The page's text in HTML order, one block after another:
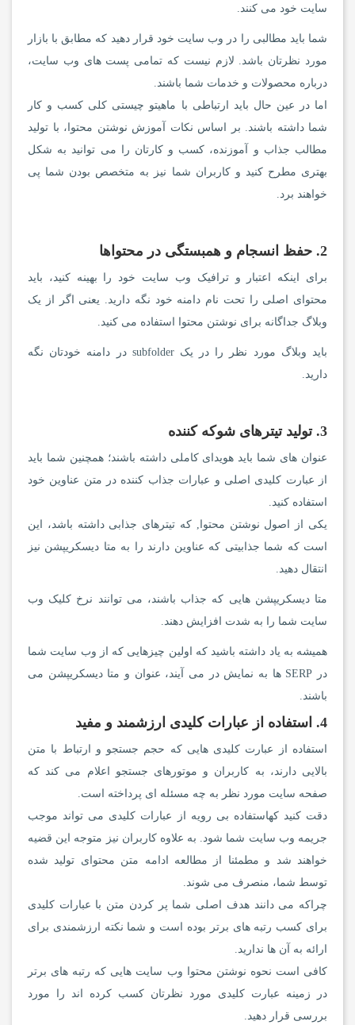
سایت خود می کنند.
شما باید مطالبی را در وب سایت خود قرار دهید که مطابق با بازار
مورد نظرتان باشد. لازم نیست که تمامی پست های وب سایت،
درباره محصولات و خدمات شما باشند.
اما در عین حال باید ارتباطی با ماهیتو چیستی کلی کسب و کار
شما داشته باشند. بر اساس نکات آموزش نوشتن محتوا، با تولید
مطالب جذاب و آموزنده، کسب و کارتان را می توانید به شکل
بهتری مطرح کنید و کاربران شما نیز به متخصص بودن شما پی
خواهند برد.
2. حفظ انسجام و همبستگی در محتواها
برای اینکه اعتبار و ترافیک وب سایت خود را بهینه کنید، باید
محتوای اصلی را تحت نام دامنه خود نگه دارید. یعنی اگر از یک
وبلاگ جداگانه برای نوشتن محتوا استفاده می کنید.
باید وبلاگ مورد نظر را در یک subfolder در دامنه خودتان نگه
دارید.
3. تولید تیترهای شوکه کننده
عنوان های شما باید هویدای کاملی داشته باشند؛ همچنین شما باید
از عبارت کلیدی اصلی و عبارات جذاب کننده در متن عناوین خود
استفاده کنید.
یکی از اصول نوشتن محتوا, که تیترهای جذابی داشته باشد، این
است که شما جذابیتی که عناوین دارند را به متا دیسکریپشن نیز
انتقال دهید.
متا دیسکریپشن هایی که جذاب باشند، می توانند نرخ کلیک وب
سایت شما را به شدت افزایش دهند.
همیشه به یاد داشته باشید که اولین چیزهایی که از وب سایت شما
در SERP ها به نمایش در می آیند، عنوان و متا دیسکریپشن می
باشند.
4. استفاده از عبارات کلیدی ارزشمند و مفید
استفاده از عبارت کلیدی هایی که حجم جستجو و ارتباط با متن
بالایی دارند، به کاربران و موتورهای جستجو اعلام می کند که
صفحه سایت مورد نظر به چه مسئله ای پرداخته است.
دقت کنید کهاستفاده بی رویه از عبارات کلیدی می تواند موجب
جریمه وب سایت شما شود. به علاوه کاربران نیز متوجه این قضیه
خواهند شد و مطمئنا از مطالعه ادامه متن محتوای تولید شده
توسط شما، منصرف می شوند.
چراکه می دانند هدف اصلی شما پر کردن متن با عبارات کلیدی
برای کسب رتبه های برتر بوده است و شما نکته ارزشمندی برای
ارائه به آن ها ندارید.
کافی است نحوه نوشتن محتوا وب سایت هایی که رتبه های برتر
در زمینه عبارت کلیدی مورد نظرتان کسب کرده اند را مورد
بررسی قرار دهید.